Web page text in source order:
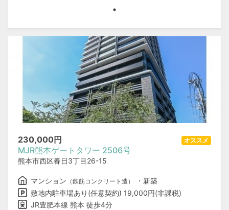
230,000円
MJR熊本ゲートタワー 2506号
熊本市西区春日3丁目26-15
オススメ
マンション （鉄筋コンクリート造）
・新築
敷地内駐車場あり(任意契約) 19,000円(非課税)
JR豊肥本線 熊本 徒歩4分